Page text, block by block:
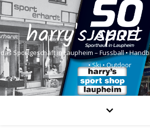
harry's sport
das Sportgeschäft in Laupheim – Fussball •
• Ski • Outdoor